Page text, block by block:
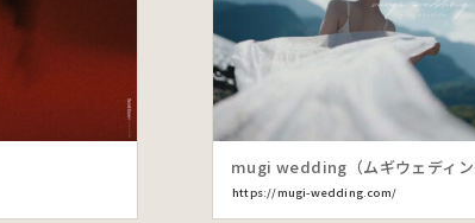
mugi wedding（ムギウェディン
https://mugi-wedding.com/